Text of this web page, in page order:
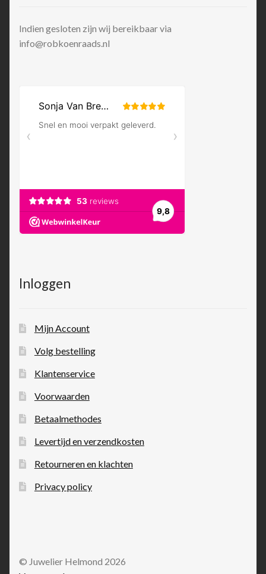
Indien gesloten zijn wij bereikbaar via
info@robkoenraads.nl
Inloggen
Mijn Account
Volg bestelling
Klantenservice
Voorwaarden
Betaalmethodes
Levertijd en verzendkosten
Retourneren en klachten
Privacy policy
© Juwelier Helmond 2026